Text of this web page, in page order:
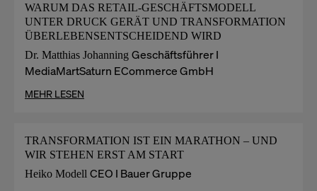
WARUM DAS RETAIL-GESCHÄFTSMODELL
UNTER DRUCK GERÄT UND TRANSFORMATION
ÜBERLEBENSENTSCHEIDEND WIRD
Dr. Matthias Johanning Geschäftsführer I
MediaMartSaturn ECommerce GmbH
MEHR LESEN
TRANSFORMATION IST EIN MARATHON – UND
WIR STEHEN ERST AM START
Heiko Modell CEO I Bauer Gruppe